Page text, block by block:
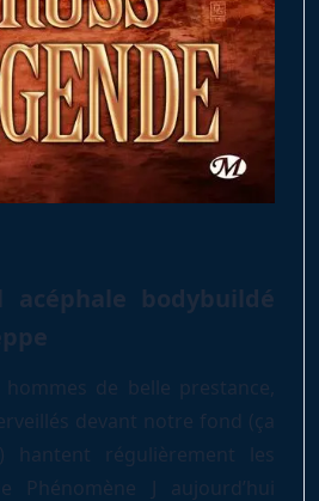
bodybuildé
de belle prestance,
devant notre fond (ça
hantent régulièrement les
J aujourd’hui